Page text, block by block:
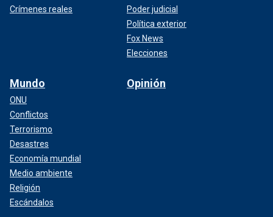
Crímenes reales
Poder judicial
Política exterior
Fox News
Elecciones
Mundo
ONU
Conflictos
Terrorismo
Desastres
Economía mundial
Medio ambiente
Religión
Escándalos
Opinión